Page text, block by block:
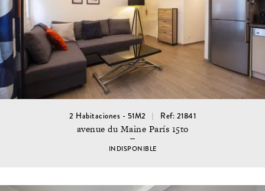
2 Habitaciones - 51M2 Ref: 21841
avenue du Maine París 15to
INDISPONIBLE